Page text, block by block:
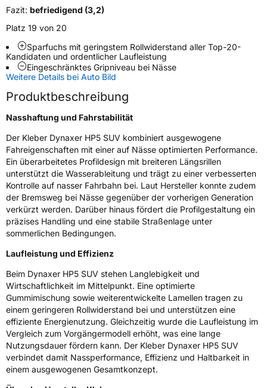
FahrzeugartPKW & SUV
Weitere Eigenschaften
SchlauchtypTL
ZustandNeureifen
VerstärktXL
EU Label
Effizienz
NasshaftungA
Rollgeräusch (Klasse)B
Fahrzeugklasse C1
3PMSF / Schneeflockensymbol / Alpine-SymbolNein
EisgripNein
EPREL ID2464010
Allgemeine Produktsicherheit (GPSR)
Fazit: befriedigend (3,2)
Platz 19 von 20
Sparfuchs mit geringstem Rollwiderstand aller Top-20-
Kandidaten und ordentlicher Laufleistung
Eingeschränktes Gripniveau bei Nässe
Weitere Details bei Auto Bild
Produktbeschreibung
Nasshaftung und Fahrstabilität
Der Kleber Dynaxer HP5 SUV kombiniert ausgewogene
Fahreigenschaften mit einer auf Nässe optimierten Performance.
Ein überarbeitetes Profildesign mit breiteren Längsrillen
unterstützt die Wasserableitung und trägt zu einer verbesserten
Kontrolle auf nasser Fahrbahn bei. Laut Hersteller konnte zudem
der Bremsweg bei Nässe gegenüber der vorherigen Generation
verkürzt werden. Darüber hinaus fördert die Profilgestaltung ein
präzises Handling und eine stabile Straßenlage unter
sommerlichen Bedingungen.
Laufleistung und Effizienz
Beim Dynaxer HP5 SUV stehen Langlebigkeit und
Wirtschaftlichkeit im Mittelpunkt. Eine optimierte
Gummimischung sowie weiterentwickelte Lamellen tragen zu
einem geringeren Rollwiderstand bei und unterstützen eine
effiziente Energienutzung. Gleichzeitig wurde die Laufleistung im
Vergleich zum Vorgängermodell erhöht, was eine lange
Nutzungsdauer fördern kann. Der Kleber Dynaxer HP5 SUV
verbindet damit Nassperformance, Effizienz und Haltbarkeit in
einem ausgewogenen Gesamtkonzept.